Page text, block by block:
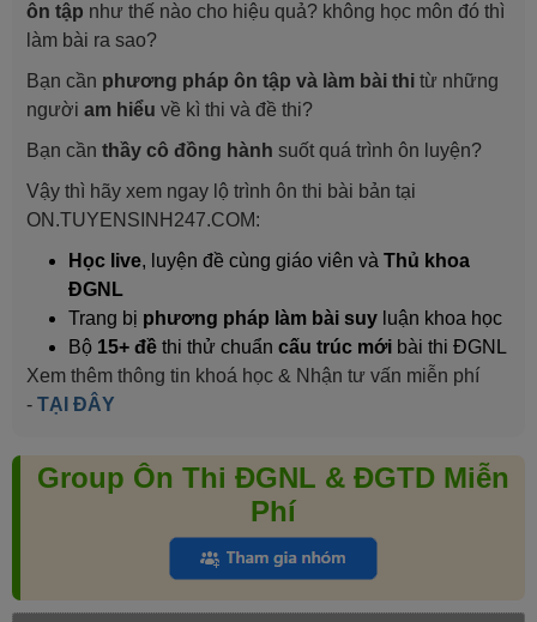
ôn tập như thế nào cho hiệu quả? không học môn đó thì
làm bài ra sao?
Bạn cần phương pháp ôn tập và làm bài thi từ những
người am hiểu về kì thi và đề thi?
Bạn cần thầy cô đồng hành suốt quá trình ôn luyện?
Vậy thì hãy xem ngay lộ trình ôn thi bài bản tại
ON.TUYENSINH247.COM:
Học live, luyện đề cùng giáo viên và Thủ khoa
ĐGNL
Trang bị phương pháp làm bài suy luận khoa học
Bộ 15+ đề thi thử chuẩn cấu trúc mới bài thi ĐGNL
Xem thêm thông tin khoá học & Nhận tư vấn miễn phí
- TẠI ĐÂY
Group Ôn Thi ĐGNL & ĐGTD Miễn
Phí